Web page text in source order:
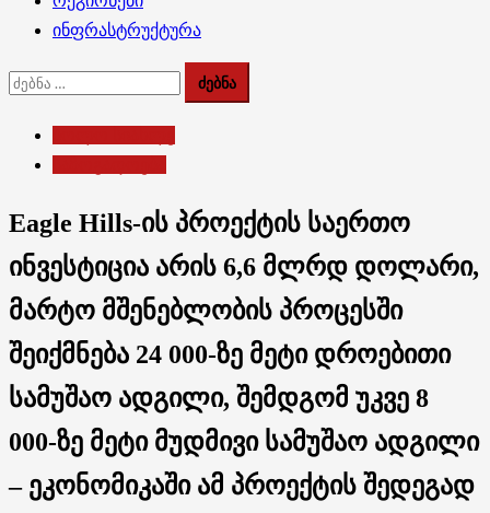
ინფრასტრუქტურა
ძებნა:
Eagle Hills-ის პროექტის საერთო
ინვესტიცია არის 6,6 მლრდ დოლარი,
მარტო მშენებლობის პროცესში
შეიქმნება 24 000-ზე მეტი დროებითი
სამუშაო ადგილი, შემდგომ უკვე 8
000-ზე მეტი მუდმივი სამუშაო ადგილი
– ეკონომიკაში ამ პროექტის შედეგად